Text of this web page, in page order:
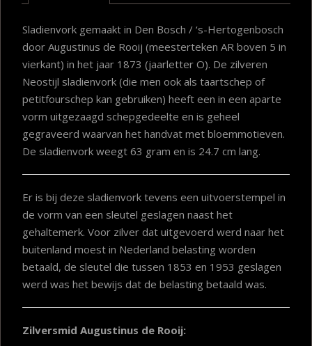
Sladienvork gemaakt in Den Bosch / ‘s-Hertogenbosch
door Augustinus de Rooij (meesterteken AR boven 5 in
vierkant) in het jaar 1873 (jaarletter O). De zilveren
Neostijl sladienvork (die men ook als taartschep of
petitfourschep kan gebruiken) heeft een in een aparte
vorm uitgezaagd schepgedeelte en is geheel
gegraveerd waarvan het handvat met bloemmotieven.
De sladienvork weegt 63 gram en is 24.7 cm lang.
Er is bij deze sladienvork tevens een uitvoerstempel in
de vorm van een sleutel geslagen naast het
gehaltemerk. Voor zilver dat uitgevoerd werd naar het
buitenland moest in Nederland belasting worden
betaald, de sleutel die tussen 1853 en 1953 geslagen
werd was het bewijs dat de belasting betaald was.
Zilversmid Augustinus de Rooij: